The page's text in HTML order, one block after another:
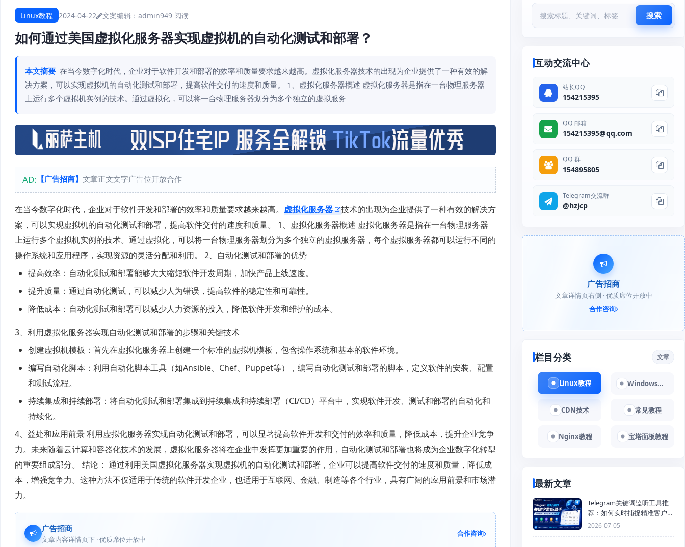
Linux教程 2024-04-22 文案编辑：admin949 阅读
如何通过美国虚拟化服务器实现虚拟机的自动化测试和部署？
本文摘要 在当今数字化时代，企业对于软件开发和部署的效率和质量要求越来越高。虚拟化服务器技术的出现为企业提供了一种有效的解
决方案，可以实现虚拟机的自动化测试和部署，提高软件交付的速度和质量。 1、虚拟化服务器概述 虚拟化服务器是指在一台物理服务器
上运行多个虚拟机实例的技术。通过虚拟化，可以将一台物理服务器划分为多个独立的虚拟服务
AD: 【广告招商】 文章正文文字广告位开放合作
在当今数字化时代，企业对于软件开发和部署的效率和质量要求越来越高。 虚拟化服务器
技术的出现为企业提供了一种有效的解决方
案，可以实现虚拟机的自动化测试和部署，提高软件交付的速度和质量。 1、虚拟化服务器概述 虚拟化服务器是指在一台物理服务器
上运行多个虚拟机实例的技术。通过虚拟化，可以将一台物理服务器划分为多个独立的虚拟服务器，每个虚拟服务器都可以运行不同的
操作系统和应用程序，实现资源的灵活分配和利用。 2、自动化测试和部署的优势
提高效率：自动化测试和部署能够大大缩短软件开发周期，加快产品上线速度。
提升质量：通过自动化测试，可以减少人为错误，提高软件的稳定性和可靠性。
降低成本：自动化测试和部署可以减少人力资源的投入，降低软件开发和维护的成本。
3、利用虚拟化服务器实现自动化测试和部署的步骤和关键技术
创建虚拟机模板：首先在虚拟化服务器上创建一个标准的虚拟机模板，包含操作系统和基本的软件环境。
编写自动化脚本：利用自动化脚本工具（如Ansible、Chef、Puppet等），编写自动化测试和部署的脚本，定义软件的安装、配置
和测试流程。
持续集成和持续部署：将自动化测试和部署集成到持续集成和持续部署（CI/CD）平台中，实现软件开发、测试和部署的自动化和
持续化。
4、益处和应用前景 利用虚拟化服务器实现自动化测试和部署，可以显著提高软件开发和交付的效率和质量，降低成本，提升企业竞争
力。未来随着云计算和容器化技术的发展，虚拟化服务器将在企业中发挥更加重要的作用，自动化测试和部署也将成为企业数字化转型
的重要组成部分。 结论： 通过利用美国虚拟化服务器实现虚拟机的自动化测试和部署，企业可以提高软件交付的速度和质量，降低成
本，增强竞争力。这种方法不仅适用于传统的软件开发企业，也适用于互联网、金融、制造等各个行业，具有广阔的应用前景和市场潜
力。
广告招商
文章内容详情页下 · 优质席位开放中
合作咨询
搜索
互动交流中心
站长QQ
154215395
QQ 邮箱
154215395@qq.com
QQ 群
154895805
Telegram交流群
@hzjcp
广告招商
文章详情页右侧 · 优质席位开放中
合作咨询
栏目分类 文章
Linux教程 Windows教程
CDN技术 常见教程
Nginx教程 宝塔面板教程
最新文章
Telegram关键词监听工具推
荐：如何实时捕捉精准客户，
提高获客效率？
2026-07-05